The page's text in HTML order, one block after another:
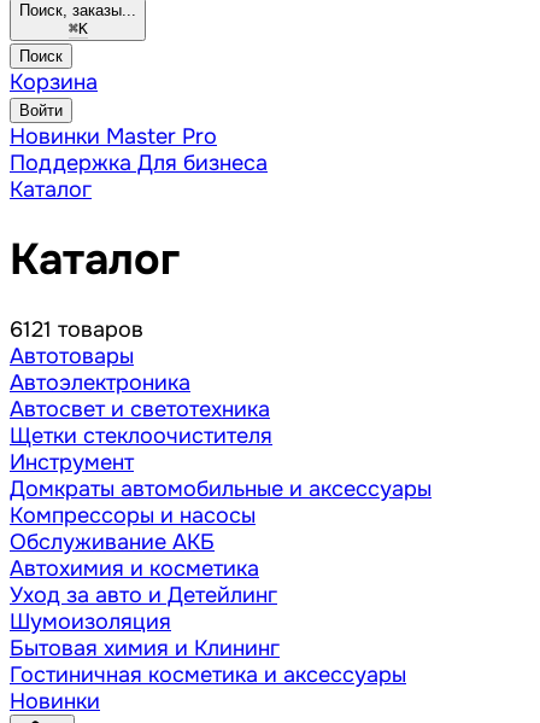
Поиск, заказы...
⌘K
Поиск
Корзина
Войти
Новинки Master Pro
Поддержка Для бизнеса
Каталог
Каталог
6121 товаров
Автотовары
Автоэлектроника
Автосвет и светотехника
Щетки стеклоочистителя
Инструмент
Домкраты автомобильные и аксессуары
Компрессоры и насосы
Обслуживание АКБ
Автохимия и косметика
Уход за авто и Детейлинг
Шумоизоляция
Бытовая химия и Клининг
Гостиничная косметика и аксессуары
Новинки